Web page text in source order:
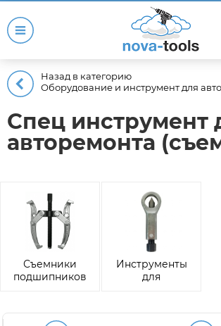
Назад в категорию
Оборудование и инструмент для
Спец инструмент
авторемонта
Съемники
подшипников
Инструменты
для